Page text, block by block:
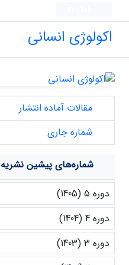
اکولوژی انسانی
مقالات آماده انتشار
شماره جاری
شماره‌های پیشین نشریه
دوره 5 (1405)
دوره 4 (1404)
دوره 3 (1403)